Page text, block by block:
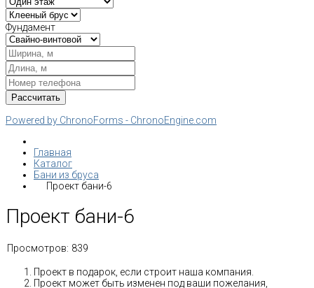
Фундамент
Powered by ChronoForms - ChronoEngine.com
Главная
Каталог
Бани из бруса
Проект бани-6
Проект бани-6
Просмотров: 839
Проект в подарок, если строит наша компания.
Проект может быть изменен под ваши пожелания,